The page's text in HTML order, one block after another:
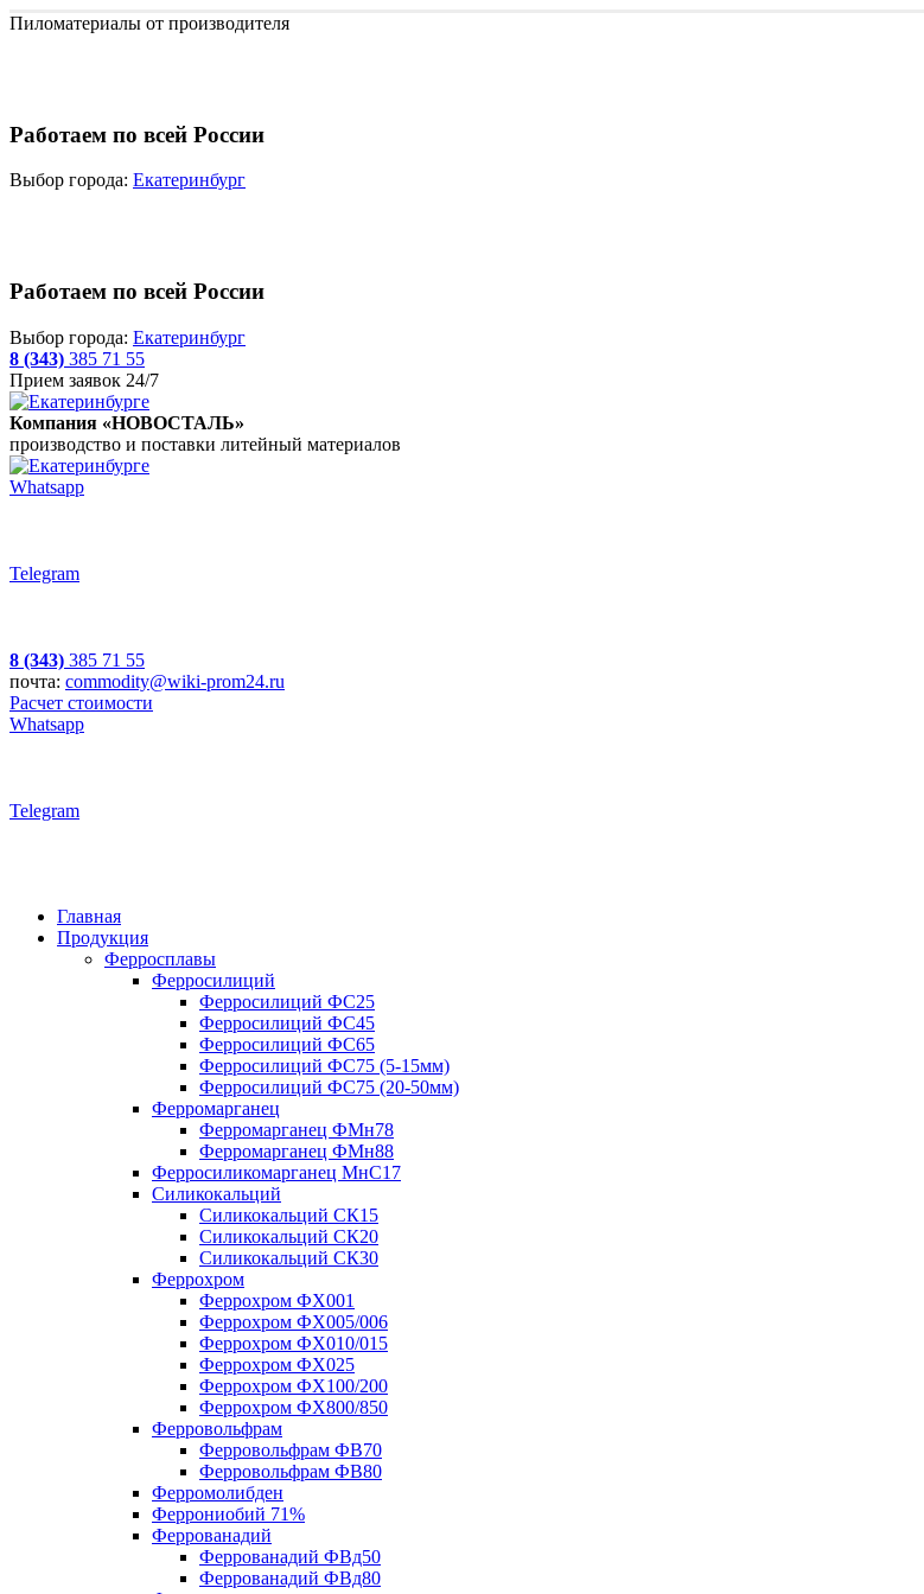
Пиломатериалы от производителя
Работаем по всей России
Выбор города: Екатеринбург
Работаем по всей России
Выбор города: Екатеринбург
8 (343) 385 71 55
Прием заявок 24/7
Компания «НОВОСТАЛЬ»
производство и поставки литейный материалов
Whatsapp
Telegram
8 (343) 385 71 55
почта: commodity@wiki-prom24.ru
Расчет стоимости
Whatsapp
Telegram
Главная
Продукция
Ферросплавы
Ферросилиций
Ферросилиций ФС25
Ферросилиций ФС45
Ферросилиций ФС65
Ферросилиций ФС75 (5-15мм)
Ферросилиций ФС75 (20-50мм)
Ферромарганец
Ферромарганец ФМн78
Ферромарганец ФМн88
Ферросиликомарганец МнС17
Силикокальций
Силикокальций СК15
Силикокальций СК20
Силикокальций СК30
Феррохром
Феррохром ФХ001
Феррохром ФХ005/006
Феррохром ФХ010/015
Феррохром ФХ025
Феррохром ФХ100/200
Феррохром ФХ800/850
Ферровольфрам
Ферровольфрам ФВ70
Ферровольфрам ФВ80
Ферромолибден
Феррониобий 71%
Феррованадий
Феррованадий ФВд50
Феррованадий ФВд80